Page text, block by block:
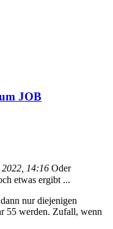
JOB
14:16 Oder
etwas ergibt ...
nur diejenigen
55 werden. Zufall, wenn